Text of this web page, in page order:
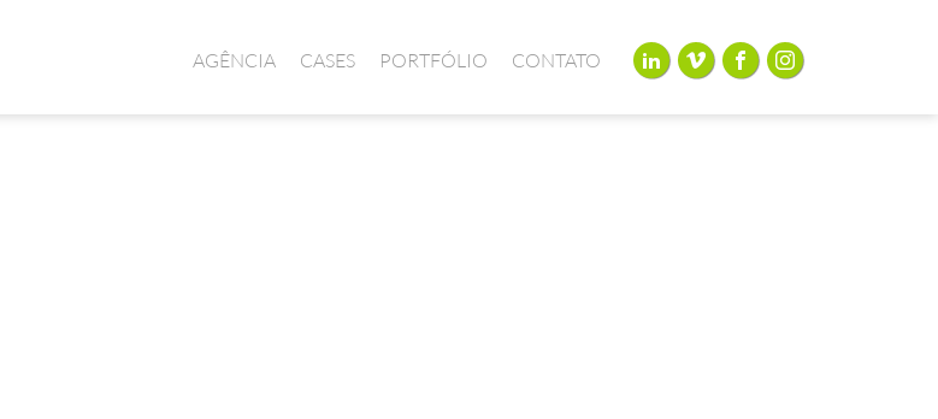
AGÊNCIA CASES PORTFÓLIO CONTATO